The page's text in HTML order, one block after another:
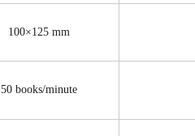
100×125 mm
50 books/minute